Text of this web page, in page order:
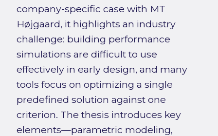
company-specific case with MT
Højgaard, it highlights an industry
challenge: building performance
simulations are difficult to use
effectively in early design, and many
tools focus on optimizing a single
predefined solution against one
criterion. The thesis introduces key
elements—parametric modeling,